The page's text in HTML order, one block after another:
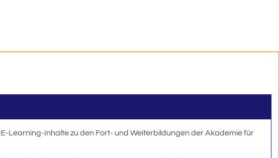
Learning-Inhalte zu den Fort- und Weiterbildungen der Akademie für